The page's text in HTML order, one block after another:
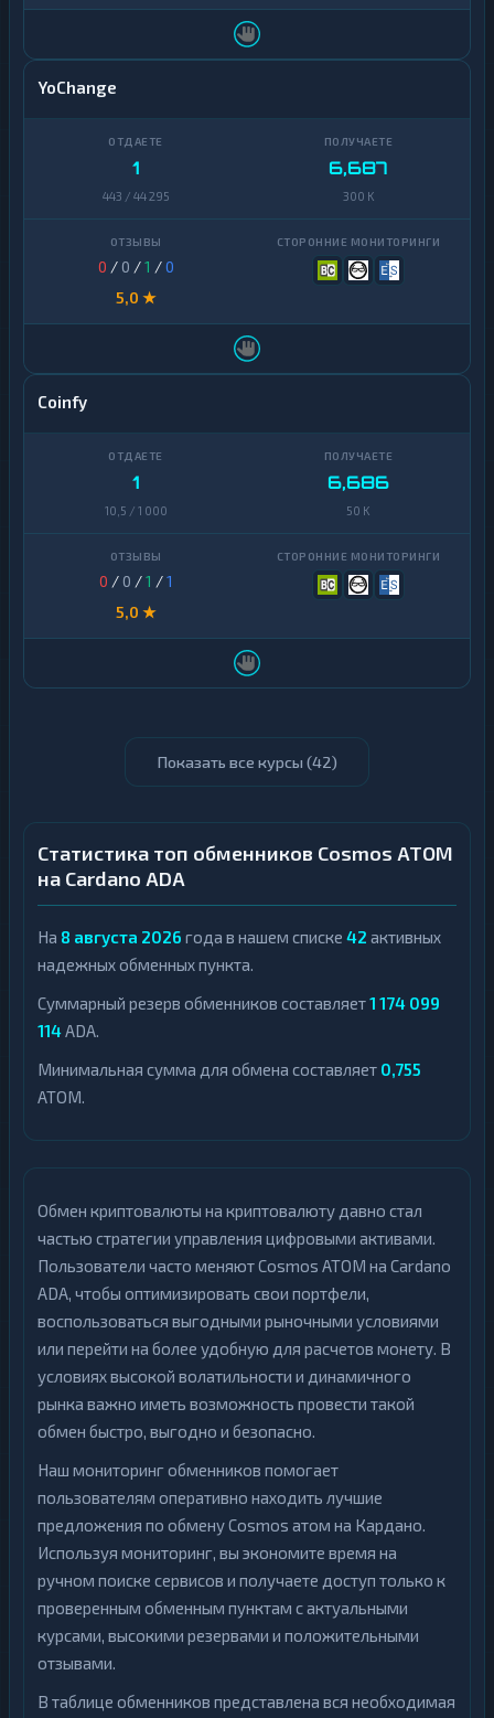
YoChange
1
443 / 44 295
6,687
300 K
0 / 0 /1 /0
5,0 ★
Coinfy
1
10,5 / 1 000
6,686
50 K
0 / 0 /1 /1
5,0 ★
Показать все курсы (42)
Статистика топ обменников Cosmos ATOM
на Cardano ADA
На 8 августа 2026 года в нашем списке 42 активных
надежных обменных пункта.
Суммарный резерв обменников составляет1 174 099
114ADA.
Минимальная сумма для обмена составляет 0,755
ATOM.
Обмен криптовалюты на криптовалюту давно стал
частью стратегии управления цифровыми активами.
Пользователи часто меняют Cosmos ATOM на Cardano
ADA, чтобы оптимизировать свои портфели,
воспользоваться выгодными рыночными условиями
или перейти на более удобную для расчетов монету. В
условиях высокой волатильности и динамичного
рынка важно иметь возможность провести такой
обмен быстро, выгодно и безопасно.
Наш мониторинг обменников помогает
пользователям оперативно находить лучшие
предложения по обмену Cosmos атом на Кардано.
Используя мониторинг, вы экономите время на
ручном поиске сервисов и получаете доступ только к
проверенным обменным пунктам с актуальными
курсами, высокими резервами и положительными
отзывами.
В таблице обменников представлена вся необходимая